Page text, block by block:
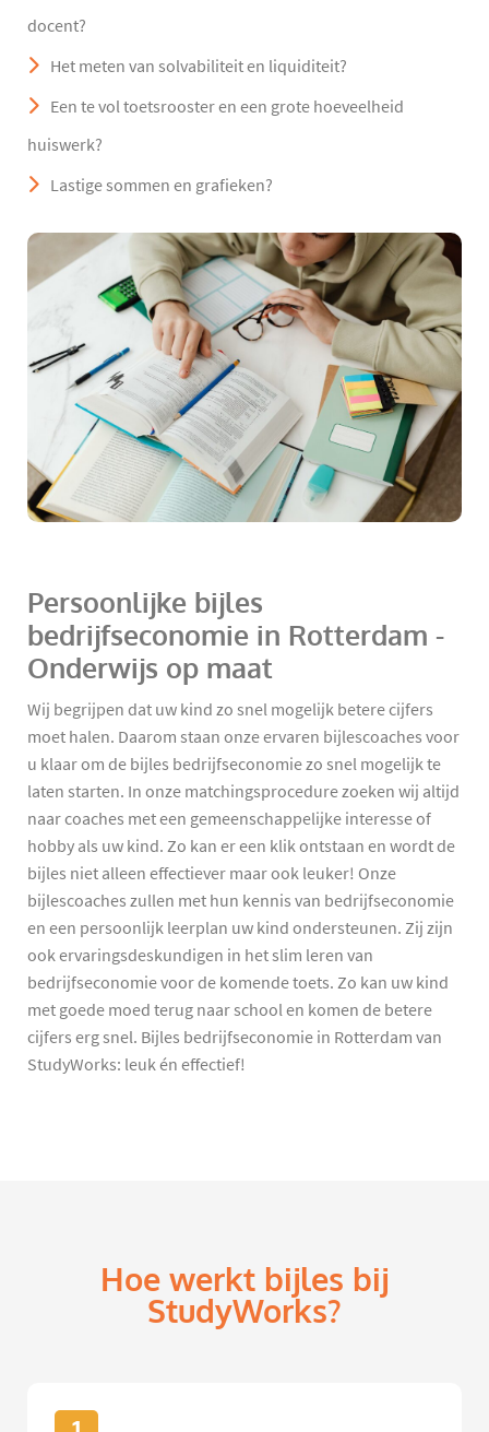
docent?
Het meten van solvabiliteit en liquiditeit?
Een te vol toetsrooster en een grote hoeveelheid
huiswerk?
Lastige sommen en grafieken?
Persoonlijke bijles
bedrijfseconomie in Rotterdam -
Onderwijs op maat
Wij begrijpen dat uw kind zo snel mogelijk betere cijfers
moet halen. Daarom staan onze ervaren bijlescoaches voor
u klaar om de bijles bedrijfseconomie zo snel mogelijk te
laten starten. In onze matchingsprocedure zoeken wij altijd
naar coaches met een gemeenschappelijke interesse of
hobby als uw kind. Zo kan er een klik ontstaan en wordt de
bijles niet alleen effectiever maar ook leuker! Onze
bijlescoaches zullen met hun kennis van bedrijfseconomie
en een persoonlijk leerplan uw kind ondersteunen. Zij zijn
ook ervaringsdeskundigen in het slim leren van
bedrijfseconomie voor de komende toets. Zo kan uw kind
met goede moed terug naar school en komen de betere
cijfers erg snel. Bijles bedrijfseconomie in Rotterdam van
StudyWorks: leuk én effectief!
Hoe werkt bijles bij
StudyWorks?